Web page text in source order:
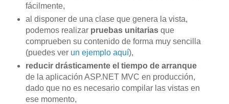
fácilmente,
al disponer de una clase que genera la vista,
podemos realizar pruebas unitariasque
comprueben su contenido de forma muy sencilla
(puedes ver un ejemplo aquí),
reducir drásticamente el tiempo de arranque
de la aplicación ASP.NET MVC en producción,
dado que no es necesario compilar las vistas en
ese momento,